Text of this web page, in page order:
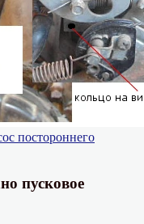
постороннего
пусковое